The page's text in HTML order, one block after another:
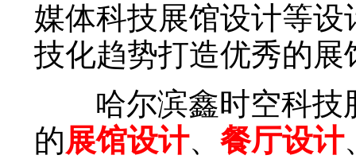
媒体科技展馆设计等
技化趋势打造优秀的展
哈尔滨鑫时空科技
的展馆设计、 餐厅设计